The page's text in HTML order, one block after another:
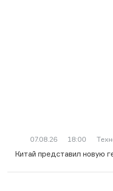
07.08.26 18:00
Китай представил новую